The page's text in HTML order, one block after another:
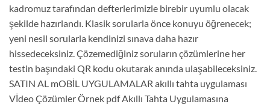
kadromuz tarafından defterlerimizle birebir uyumlu olacak
şekilde hazırlandı. Klasik sorularla önce konuyu öğrenecek;
yeni nesil sorularla kendinizi sınava daha hazır
hissedeceksiniz. Çözemediğiniz soruların çözümlerine her
testin başındaki QR kodu okutarak anında ulaşabileceksiniz.
SATIN AL mOBİL UYGULAMALAR akıllı tahta uygulaması
Vİdeo Çözümler Örnek pdf Akıllı Tahta Uygulamasına